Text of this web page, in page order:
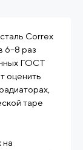
Correx
6–8 раз
ГОСТ
оценить
таре
на